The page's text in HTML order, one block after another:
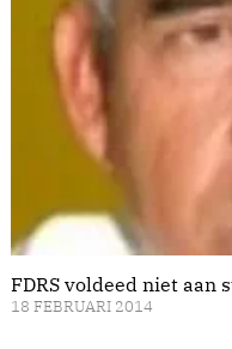
FDRS voldeed niet aan
18 FEBRUARI 2014